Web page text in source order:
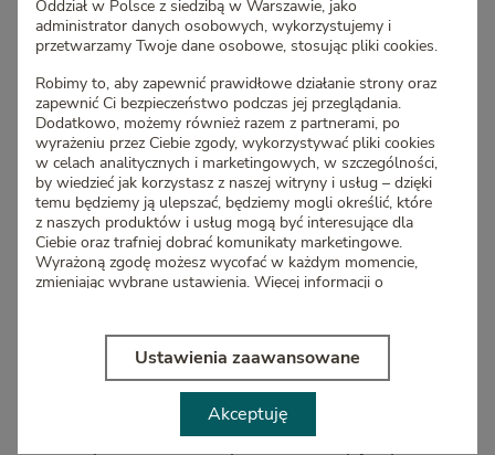
45% dla opcji zrównoważonej. Pozostała część aktywów
lokowana jest w akcje, nieruchomości lub inne
instrumenty finansowe.
– To rozwiązanie dla osób poszukujących alternatywnych
form oszczędzania wobec niskooprocentowanych lokat i
rachunków oszczędnościowych. PRU Inwestycja to
narzędzie zarówno dla osób doświadczonych, jak i
rozpoczynających przygodę z inwestowaniem, stanowiące
uzupełnienie ich portfela inwestycyjnego. – mówi Radek
Gołaszewski.
PRU Inwestycja to ubezpieczenie z UFK. By skorzystać z
rozwiązania, Klient powinien dokonać jednorazowej
wpłaty w wysokości minimum 40 tys. Łączna wartość
rachunku nie może jednak przekroczyć kwoty 5 mln zł.
Oddział w Polsce z siedzibą w Warszawie, jako
administrator danych osobowych, wykorzystujemy i
przetwarzamy Twoje dane osobowe, stosując pliki cookies.
Robimy to, aby zapewnić prawidłowe działanie strony oraz
zapewnić Ci bezpieczeństwo podczas jej przeglądania.
Dodatkowo, możemy również razem z partnerami, po
wyrażeniu przez Ciebie zgody, wykorzystywać pliki cookies
w celach analitycznych i marketingowych, w szczególności,
by wiedzieć jak korzystasz z naszej witryny i usług – dzięki
temu będziemy ją ulepszać, będziemy mogli określić, które
z naszych produktów i usług mogą być interesujące dla
Ciebie oraz trafniej dobrać komunikaty marketingowe.
Wyrażoną zgodę możesz wycofać w każdym momencie,
zmieniając wybrane ustawienia. Więcej informacji o
uprawnieniach, znajdziesz wPolityce cookies
Wybierz „Akceptuję” i wyraź zgodę na używanie tych
plików cookies. Wybierz „Ustawienia zaawansowane”,
jeśli wolisz wybrać rodzaje plików cookies, których
będziemy mogli używać.
Ustawienia zaawansowane
Akceptuję